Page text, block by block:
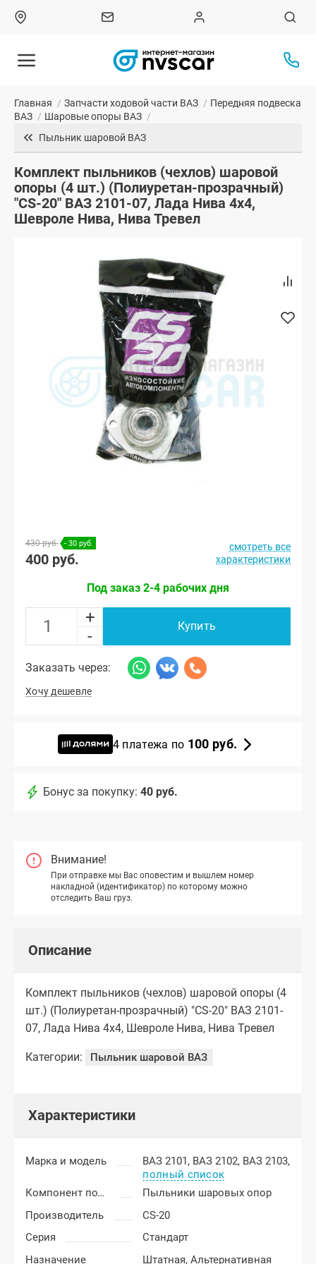
Главная / Запчасти ходовой части ВАЗ / Передняя подвеска
ВАЗ / Шаровые опоры ВАЗ /
Пыльник шаровой ВАЗ
Комплект пыльников (чехлов) шаровой
опоры (4 шт.) (Полиуретан-прозрачный)
"CS-20" ВАЗ 2101-07, Лада Нива 4х4,
Шевроле Нива, Нива Тревел
430 руб. - 30 руб.
400 руб.
смотреть все
характеристики
Под заказ 2-4 рабочих дня
+
-
Купить
Заказать через:
Хочу дешевле
4 платежа по 100 руб.
Бонус за покупку: 40 руб.
Внимание!
При отправке мы Вас оповестим и вышлем номер
накладной (идентификатор) по которому можно
отследить Ваш груз.
Описание
Комплект пыльников (чехлов) шаровой опоры (4
шт.) (Полиуретан-прозрачный) "CS-20" ВАЗ 2101-
07, Лада Нива 4х4, Шевроле Нива, Нива Тревел
Категории: Пыльник шаровой ВАЗ
Характеристики
Марка и модель ВАЗ 2101, ВАЗ 2102, ВАЗ 2103,
полный список
Компонент подвески
Пыльники шаровых опор
Производитель
CS-20
Серия
Стандарт
Назначение
Штатная,Альтернативная